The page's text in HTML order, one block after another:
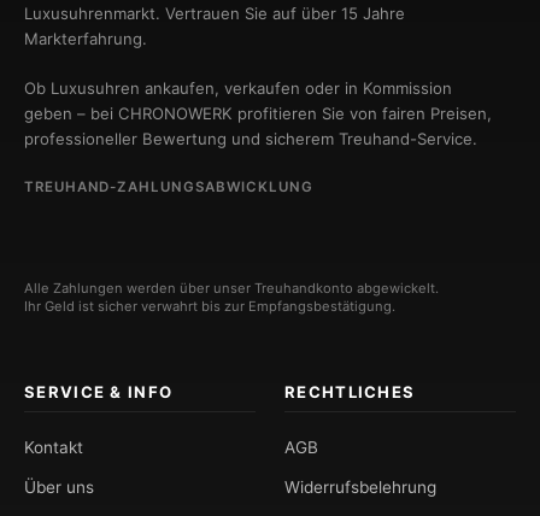
Luxusuhrenmarkt. Vertrauen Sie auf über 15 Jahre
Markterfahrung.
Ob Luxusuhren ankaufen, verkaufen oder in Kommission
geben – bei CHRONOWERK profitieren Sie von fairen Preisen,
professioneller Bewertung und sicherem Treuhand-Service.
TREUHAND-ZAHLUNGSABWICKLUNG
Alle Zahlungen werden über unser Treuhandkonto abgewickelt.
Ihr Geld ist sicher verwahrt bis zur Empfangsbestätigung.
SERVICE & INFO
Kontakt
Über uns
RECHTLICHES
AGB
Widerrufsbelehrung